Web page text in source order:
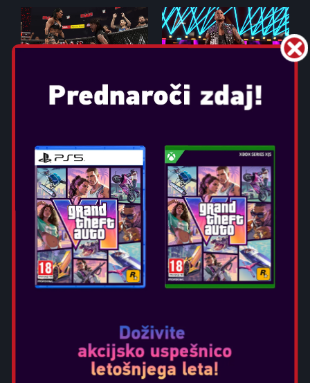
WWE 2K25
Izberite izdajo:
2K SHOWCASE: DYNASTIJA
BLOODLINE
Popolnoma nov Showcase ki ga vodi “The Wiseman” Paul
Heyman, slavi eno najbolj zgodovinskih družinskih dinastij
v rokoborbi. Ponovno doživite legendarne obračune ali
RAZŠIRJENA IGRALNA
MEHANIKA